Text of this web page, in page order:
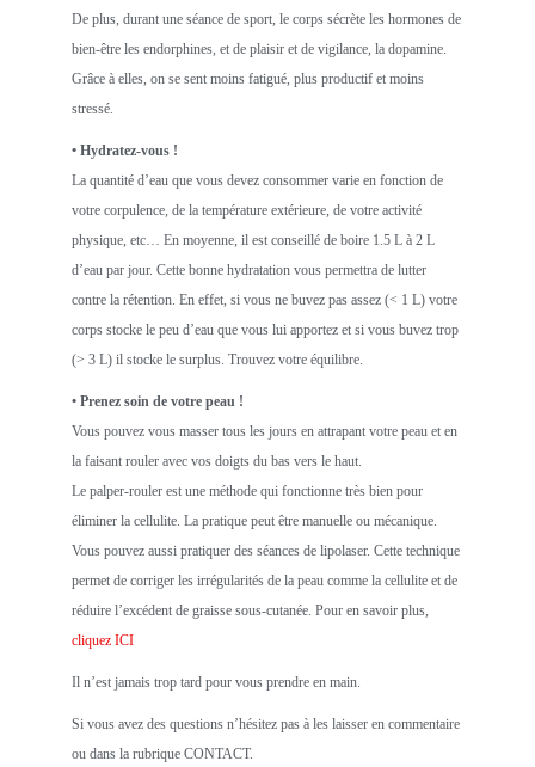
De plus, durant une séance de sport, le corps sécrète les hormones de
bien-être les endorphines, et de plaisir et de vigilance, la dopamine.
Grâce à elles, on se sent moins fatigué, plus productif et moins
stressé.
• Hydratez-vous !
La quantité d’eau que vous devez consommer varie en fonction de
votre corpulence, de la température extérieure, de votre activité
physique, etc… En moyenne, il est conseillé de boire 1.5 L à 2 L
d’eau par jour. Cette bonne hydratation vous permettra de lutter
contre la rétention. En effet, si vous ne buvez pas assez (< 1 L) votre
corps stocke le peu d’eau que vous lui apportez et si vous buvez trop
(> 3 L) il stocke le surplus. Trouvez votre équilibre.
• Prenez soin de votre peau !
Vous pouvez vous masser tous les jours en attrapant votre peau et en
la faisant rouler avec vos doigts du bas vers le haut.
Le palper-rouler est une méthode qui fonctionne très bien pour
éliminer la cellulite. La pratique peut être manuelle ou mécanique.
Vous pouvez aussi pratiquer des séances de lipolaser. Cette technique
permet de corriger les irrégularités de la peau comme la cellulite et de
réduire l’excédent de graisse sous-cutanée. Pour en savoir plus,
cliquez ICI
Il n’est jamais trop tard pour vous prendre en main.
Si vous avez des questions n’hésitez pas à les laisser en commentaire
ou dans la rubrique CONTACT.